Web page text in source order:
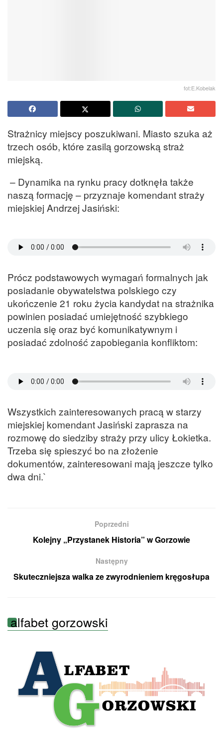
fot:E.Kobelak
Strażnicy miejscy poszukiwani. Miasto szuka aż
trzech osób, które zasilą gorzowską straż
miejską.
– Dynamika na rynku pracy dotknęła także
naszą formację – przyznaje komendant straży
miejskiej Andrzej Jasiński:
Prócz podstawowych wymagań formalnych jak
posiadanie obywatelstwa polskiego czy
ukończenie 21 roku życia kandydat na strażnika
powinien posiadać umiejętność szybkiego
uczenia się oraz być komunikatywnym i
posiadać zdolność zapobiegania konfliktom:
Wszystkich zainteresowanych pracą w starzy
miejskiej komendant Jasiński zaprasza na
rozmowę do siedziby straży przy ulicy Łokietka.
Trzeba się spieszyć bo na złożenie
dokumentów, zainteresowani mają jeszcze tylko
dwa dni.`
Poprzedni
Kolejny „Przystanek Historia” w Gorzowie
Następny
Skuteczniejsza walka ze zwyrodnieniem kręgosłupa
alfabet gorzowski